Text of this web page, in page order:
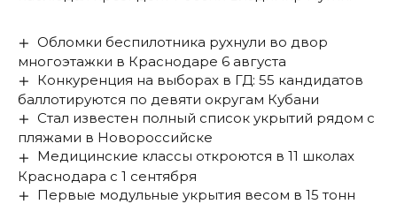
Обломки беспилотника рухнули во двор
многоэтажки в Краснодаре 6 августа
Конкуренция на выборах в ГД: 55 кандидатов
баллотируются по девяти округам Кубани
Стал известен полный список укрытий рядом с
пляжами в Новороссийске
Медицинские классы откроются в 11 школах
Краснодара с 1 сентября
Первые модульные укрытия весом в 15 тонн